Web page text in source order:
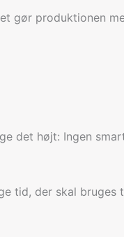
gør produktionen
det højt: Ingen
tid, der skal bruges